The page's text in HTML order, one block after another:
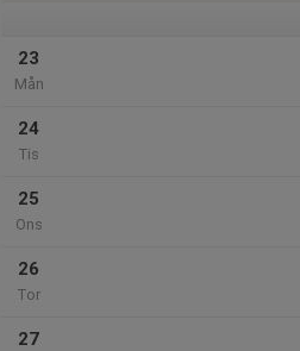
23
Mån
24
Tis
25
Ons
26
Tor
27